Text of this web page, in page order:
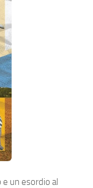
un esordio al